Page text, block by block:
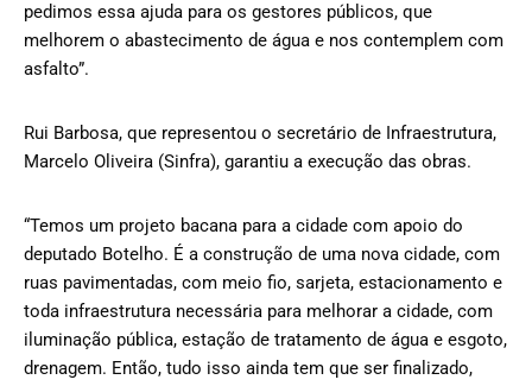
pedimos essa ajuda para os gestores públicos, que
melhorem o abastecimento de água e nos contemplem com
asfalto”.
Rui Barbosa, que representou o secretário de Infraestrutura,
Marcelo Oliveira (Sinfra), garantiu a execução das obras.
“Temos um projeto bacana para a cidade com apoio do
deputado Botelho. É a construção de uma nova cidade, com
ruas pavimentadas, com meio fio, sarjeta, estacionamento e
toda infraestrutura necessária para melhorar a cidade, com
iluminação pública, estação de tratamento de água e esgoto,
drenagem. Então, tudo isso ainda tem que ser finalizado,